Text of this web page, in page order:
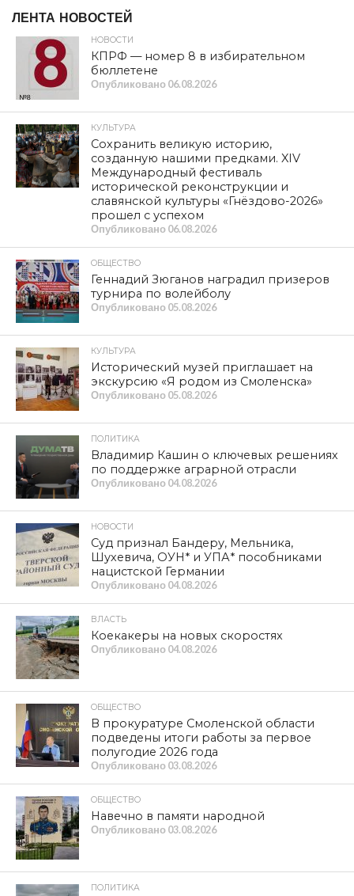
ЛЕНТА НОВОСТЕЙ
НОВОСТИ
КПРФ — номер 8 в избирательном
бюллетене
Опубликовано 06.08.2026
КУЛЬТУРА
Сохранить великую историю,
созданную нашими предками. XIV
Международный фестиваль
исторической реконструкции и
славянской культуры «Гнёздово-2026»
прошел с успехом
Опубликовано 06.08.2026
ОБЩЕСТВО
Геннадий Зюганов наградил призеров
турнира по волейболу
Опубликовано 05.08.2026
КУЛЬТУРА
Исторический музей приглашает на
экскурсию «Я родом из Смоленска»
Опубликовано 05.08.2026
ПОЛИТИКА
Владимир Кашин о ключевых решениях
по поддержке аграрной отрасли
Опубликовано 04.08.2026
НОВОСТИ
Суд признал Бандеру, Мельника,
Шухевича, ОУН* и УПА* пособниками
нацистской Германии
Опубликовано 04.08.2026
ВЛАСТЬ
Коекакеры на новых скоростях
Опубликовано 04.08.2026
ОБЩЕСТВО
В прокуратуре Смоленской области
подведены итоги работы за первое
полугодие 2026 года
Опубликовано 03.08.2026
ОБЩЕСТВО
Навечно в памяти народной
Опубликовано 03.08.2026
ПОЛИТИКА